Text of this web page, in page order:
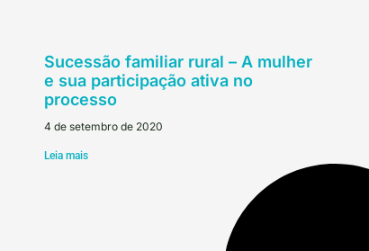
Sucessão familiar rural – A mulher
e sua participação ativa no
processo
4 de setembro de 2020
Leia mais